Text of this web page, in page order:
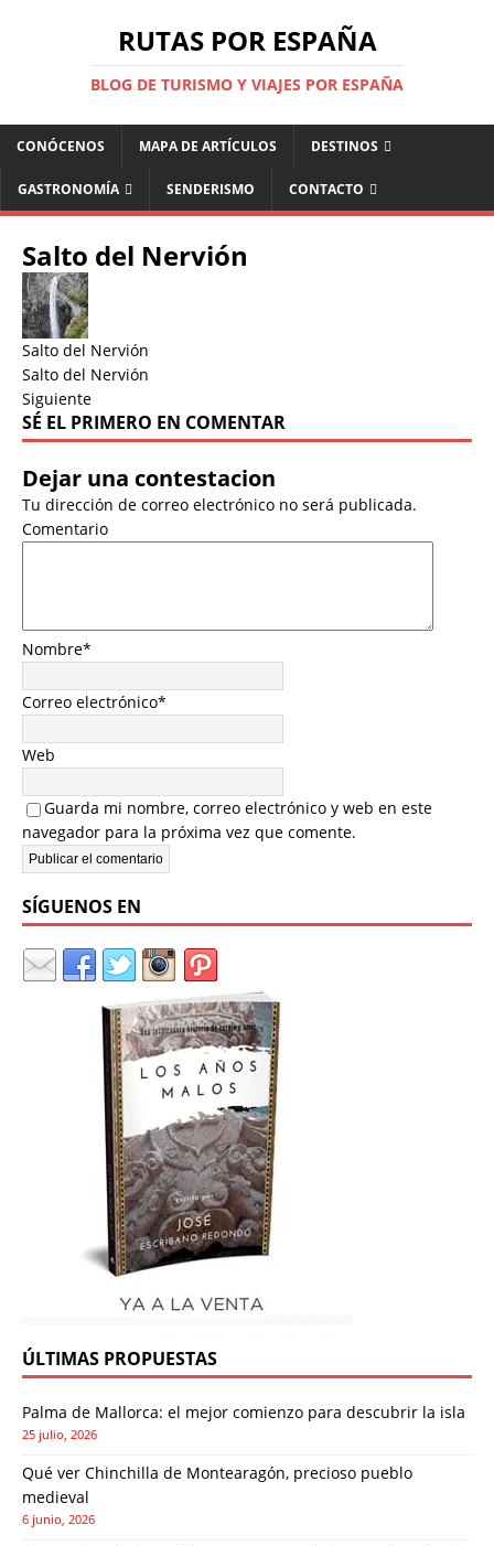
RUTAS POR ESPAÑA
BLOG DE TURISMO Y VIAJES POR ESPAÑA
CONÓCENOS MAPA DE ARTÍCULOS DESTINOS
GASTRONOMÍA SENDERISMO CONTACTO
Salto del Nervión
Salto del Nervión
Salto del Nervión
Siguiente
SÉ EL PRIMERO EN COMENTAR
Dejar una contestacion
Tu dirección de correo electrónico no será publicada.
Comentario
Nombre*
Correo electrónico*
Web
Guarda mi nombre, correo electrónico y web en este
navegador para la próxima vez que comente.
SÍGUENOS EN
ÚLTIMAS PROPUESTAS
Palma de Mallorca: el mejor comienzo para descubrir la isla
25 julio, 2026
Qué ver Chinchilla de Montearagón, precioso pueblo
medieval
6 junio, 2026